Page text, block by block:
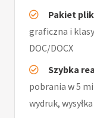
Pakiet
graficzna i
DOC/DOCX
Szybka
pobrania w 5
wydruk,